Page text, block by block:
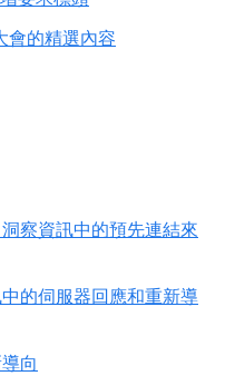
會的精選內容
察資訊中的預先連結來
的伺服器回應和重新導
向